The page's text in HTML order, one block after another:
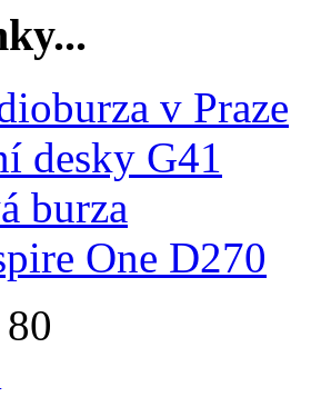
v Praze
desky G41
burza
One D270